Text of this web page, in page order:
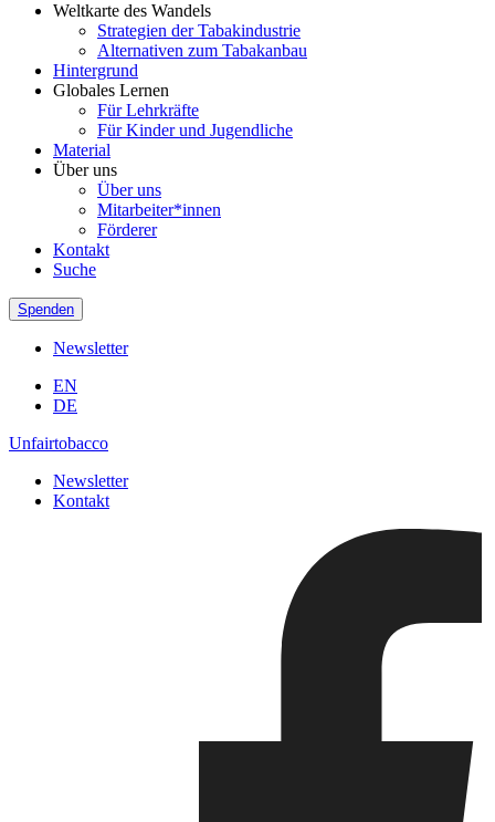
Weltkarte des Wandels
Strategien der Tabakindustrie
Alternativen zum Tabakanbau
Hintergrund
Globales Lernen
Für Lehrkräfte
Für Kinder und Jugendliche
Material
Über uns
Über uns
Mitarbeiter*innen
Förderer
Kontakt
Suche
Spenden
Newsletter
EN
DE
Unfairtobacco
Newsletter
Kontakt